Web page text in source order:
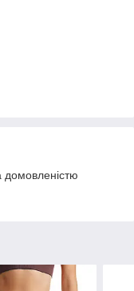
домовленістю